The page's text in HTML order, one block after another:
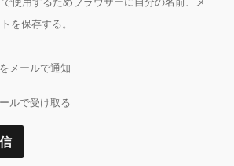
を保存する。
メールで通知
ルで受け取る